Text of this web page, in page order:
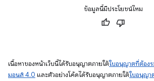
ข้อมูลนี้มีประโยชน์ไหม
เนื้อหาของหน้าเว็บนี้ได้รับอนุญาตภายใต้ใบอนุญาตที่ต้อง
มอนส์ 4.0 และตัวอย่างโค้ดได้รับอนุญาตภายใต้ใบอนุญา